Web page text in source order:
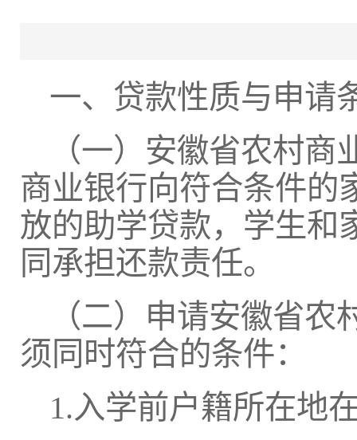
一、贷款性质与申请
（一）安徽省农村
商业银行向符合条件的
放的助学贷款，学生和
同承担还款责任。
（二）申请安徽省
须同时符合的条件：
1.入学前户籍所在地